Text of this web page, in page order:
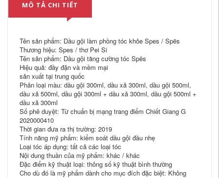
MÔ TẢ CHI TIẾT
Tên sản phẩm: Dầu gội làm phồng tóc khỏe Spes / Spēs
Thương hiệu: Spes / thơ Pei Si
Tên sản phẩm: Dầu gội tăng cường tóc Spēs
Hiệu quả: đầy đặn và mềm mại
sản xuất tại trung quốc
Phân loại màu: dầu gội 300ml, dầu xả 300ml, dầu gội 500ml,
dầu xả 500ml, dầu gội 300ml + dầu xả 300ml, dầu gội 500ml +
dầu xả 300ml
Số phê duyệt: Từ chuẩn bị mạng trang điểm Chiết Giang G
2020000410
Thời gian đưa ra thị trường: 2019
Tính năng mỹ phẩm: kiểm soát dầu gội đầu nhẹ
Loại tóc áp dụng: tất cả các loại tóc
Nội dung thuần của mỹ phẩm: khác / khác
Đặc điểm kỹ thuật loại: thông số kỹ thuật bình thường
Cho dù đó là mỹ phẩm dành cho mục đích đặc biệt: Không